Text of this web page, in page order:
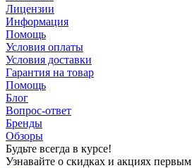
Лицензии
Информация
Помощь
Условия оплаты
Условия доставки
Гарантия на товар
Помощь
Блог
Вопрос-ответ
Бренды
Обзоры
Будьте всегда в курсе!
Узнавайте о скидках и акциях первым